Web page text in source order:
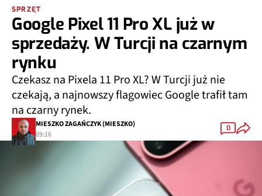
SPRZĘT
Google Pixel 11 Pro XL już w
sprzedaży. W Turcji na czarnym
rynku
Czekasz na Pixela 11 Pro XL? W Turcji już nie
czekają, a najnowszy flagowiec Google trafił tam
na czarny rynek.
MIESZKO ZAGAŃCZYK (MIESZKO)
09:16
0